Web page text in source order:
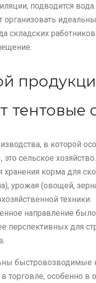
подводится
организовать
складских
тентовые
в которой
сельское
хранения корма для
урожая (овощей,
техники.
направление было
перспективных для
быстровозводимые
торговле, особенно в